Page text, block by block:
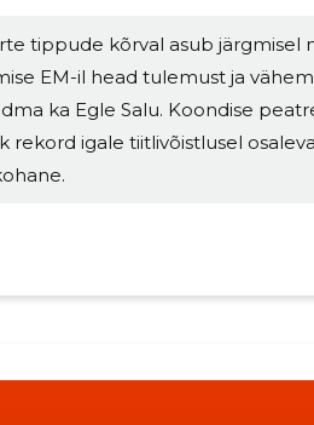
tippude kõrval asub järgmisel
EM-il head tulemust ja
ka Egle Salu. Koondise
rekord igale tiitlivõistlusel